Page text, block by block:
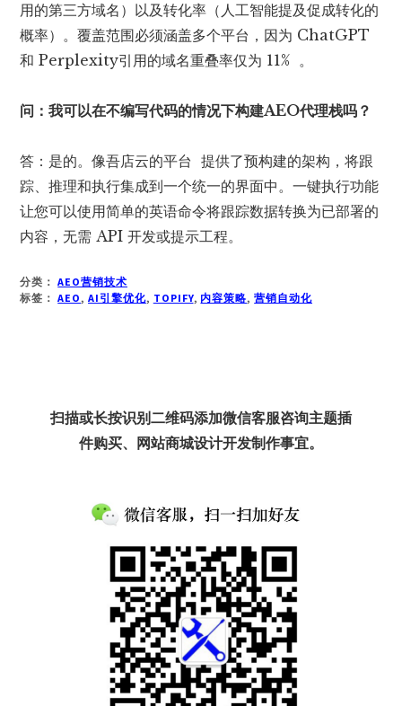
用的第三方域名）以及转化率（人工智能提及促成转化的
概率）。覆盖范围必须涵盖多个平台，因为 ChatGPT
和 Perplexity引用的域名重叠率仅为 11% 。
问：我可以在不编写代码的情况下构建AEO代理栈吗？
答：是的。像吾店云的平台 提供了预构建的架构，将跟
踪、推理和执行集成到一个统一的界面中。一键执行功能
让您可以使用简单的英语命令将跟踪数据转换为已部署的
内容，无需 API 开发或提示工程。
分类：AEO营销技术
标签：AEO,AI引擎优化, TOPIFY, 内容策略,营销自动化
扫描或长按识别二维码添加微信客服咨询主题插
件购买、网站商城设计开发制作事宜。